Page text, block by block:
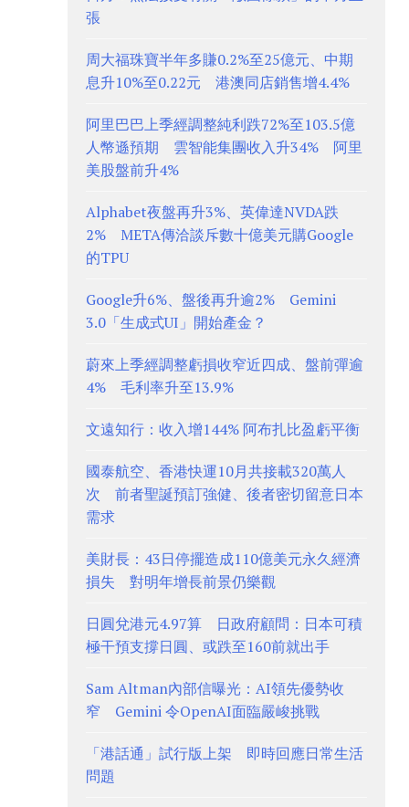
張
周大福珠寶半年多賺0.2%至25億元、中期
息升10%至0.22元 港澳同店銷售增4.4%
阿里巴巴上季經調整純利跌72%至103.5億
人幣遜預期 雲智能集團收入升34% 阿里
美股盤前升4%
Alphabet夜盤再升3%、英偉達NVDA跌
2% META傳洽談斥數十億美元購Google
的TPU
Google升6%、盤後再升逾2% Gemini
3.0「生成式UI」開始產金？
蔚來上季經調整虧損收窄近四成、盤前彈逾
4% 毛利率升至13.9%
文遠知行：收入增144% 阿布扎比盈虧平衡
國泰航空、香港快運10月共接載320萬人
次 前者聖誕預訂強健、後者密切留意日本
需求
美財長：43日停擺造成110億美元永久經濟
損失 對明年增長前景仍樂觀
日圓兌港元4.97算 日政府顧問：日本可積
極干預支撐日圓、或跌至160前就出手
Sam Altman內部信曝光：AI領先優勢收
窄 Gemini 令OpenAI面臨嚴峻挑戰
「港話通」試行版上架 即時回應日常生活
問題